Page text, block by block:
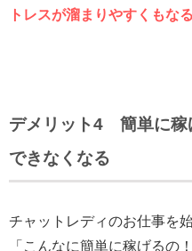
トレスが溜まりやすくもなる
デメリット4 簡単に稼
できなくなる
チャットレディのお仕事を
「こんなに簡単に稼げるの